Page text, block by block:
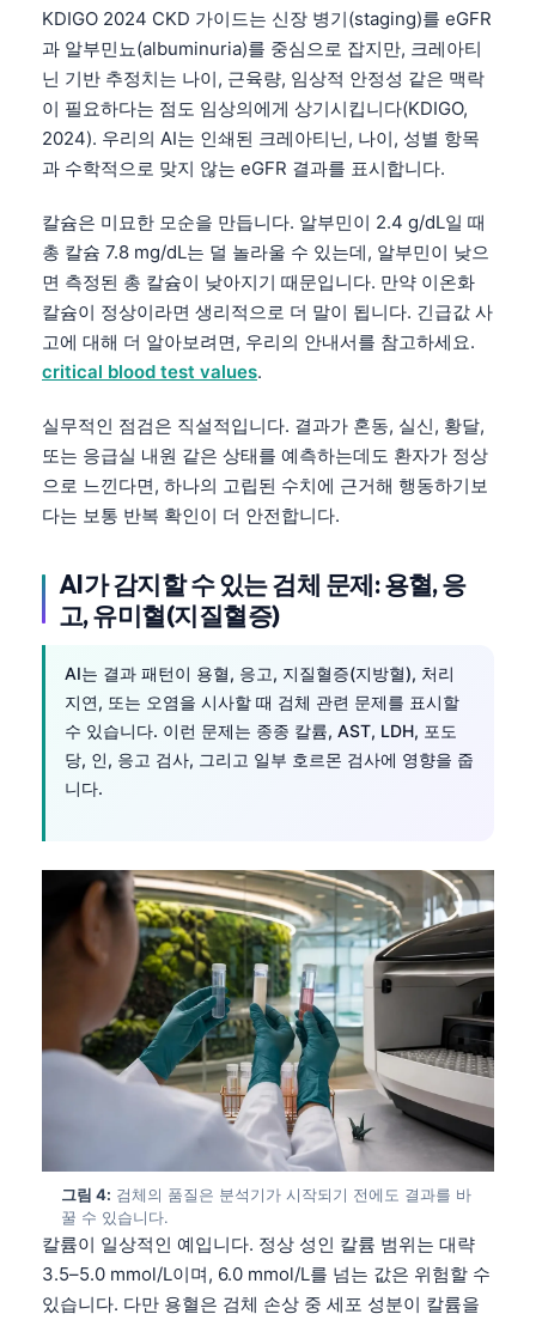
KDIGO 2024 CKD 가이드는 신장 병기(staging)를 eGFR
과 알부민뇨(albuminuria)를 중심으로 잡지만, 크레아티
닌 기반 추정치는 나이, 근육량, 임상적 안정성 같은 맥락
이 필요하다는 점도 임상의에게 상기시킵니다(KDIGO,
2024). 우리의 AI는 인쇄된 크레아티닌, 나이, 성별 항목
과 수학적으로 맞지 않는 eGFR 결과를 표시합니다.
칼슘은 미묘한 모순을 만듭니다. 알부민이 2.4 g/dL일 때
총 칼슘 7.8 mg/dL는 덜 놀라울 수 있는데, 알부민이 낮으
면 측정된 총 칼슘이 낮아지기 때문입니다. 만약 이온화
칼슘이 정상이라면 생리적으로 더 말이 됩니다. 긴급값 사
고에 대해 더 알아보려면, 우리의 안내서를 참고하세요.
critical blood test values.
실무적인 점검은 직설적입니다. 결과가 혼동, 실신, 황달,
또는 응급실 내원 같은 상태를 예측하는데도 환자가 정상
으로 느낀다면, 하나의 고립된 수치에 근거해 행동하기보
다는 보통 반복 확인이 더 안전합니다.
AI가 감지할 수 있는 검체 문제: 용혈, 응
고, 유미혈(지질혈증)
AI는 결과 패턴이 용혈, 응고, 지질혈증(지방혈), 처리
지연, 또는 오염을 시사할 때 검체 관련 문제를 표시할
수 있습니다. 이런 문제는 종종 칼륨, AST, LDH, 포도
당, 인, 응고 검사, 그리고 일부 호르몬 검사에 영향을 줍
니다.
그림 4: 검체의 품질은 분석기가 시작되기 전에도 결과를 바
꿀 수 있습니다.
칼륨이 일상적인 예입니다. 정상 성인 칼륨 범위는 대략
3.5–5.0 mmol/L이며, 6.0 mmol/L를 넘는 값은 위험할 수
있습니다. 다만 용혈은 검체 손상 중 세포 성분이 칼륨을